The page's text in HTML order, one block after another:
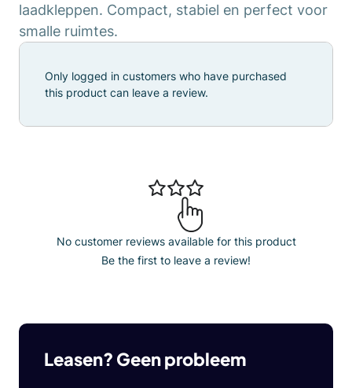
No customer reviews available for this product
Be the first to leave a review!
Only logged in customers who have purchased
this product can leave a review.
laadkleppen. Compact, stabiel en perfect voor
smalle ruimtes.
Leasen? Geen probleem